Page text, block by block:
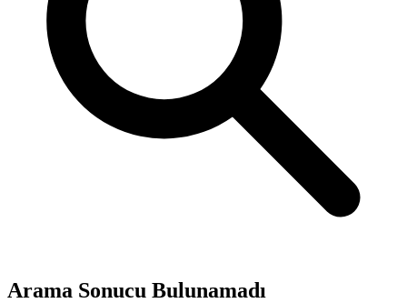
Arama Sonucu Bulunamadı